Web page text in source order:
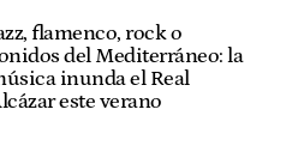
flamenco, rock o
del Mediterráneo: la
inunda el Real
este verano